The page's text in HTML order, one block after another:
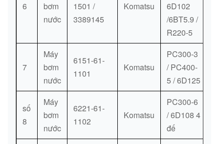
01435-
20825
[3]
0,016
kg.
01010-
30830
0,017
kg.
01640-
20816
0,002
kg.
49
6138-
61-
6470
[1]
6
bơm
nước
1501 /
3389145
Komatsu
6D102
/6BT5.9 /
R220-5
7
Máy
bơm
nước
6151-61-
1101
Komatsu
PC300-3
/ PC400-
5 / 6D125
số
8
Máy
bơm
nước
6221-61-
1102
Komatsu
PC300-6
/ 6D108 4
đế